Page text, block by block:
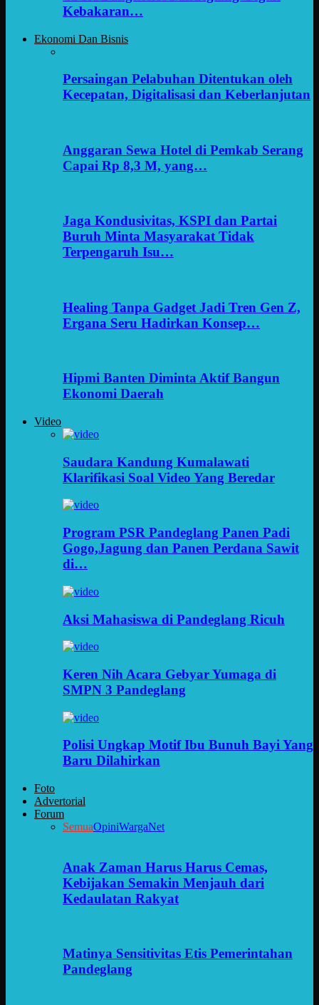
Kebakaran…
Ekonomi Dan Bisnis
Persaingan Pelabuhan Ditentukan oleh
Kecepatan, Digitalisasi dan Keberlanjutan
Anggaran Sewa Hotel di Pemkab Serang
Capai Rp 8,3 M, yang…
Jaga Kondusivitas, KSPI dan Partai
Buruh Minta Masyarakat Tidak
Terpengaruh Isu…
Healing Tanpa Gadget Jadi Tren Gen Z,
Ergana Seru Hadirkan Konsep…
Hipmi Banten Diminta Aktif Bangun
Ekonomi Daerah
Video
Saudara Kandung Kumalawati
Klarifikasi Soal Video Yang Beredar
Program PSR Pandeglang Panen Padi
Gogo,Jagung dan Panen Perdana Sawit
di…
Aksi Mahasiswa di Pandeglang Ricuh
Keren Nih Acara Gebyar Yumaga di
SMPN 3 Pandeglang
Polisi Ungkap Motif Ibu Bunuh Bayi Yang
Baru Dilahirkan
Foto
Advertorial
Forum
SemuaOpiniWargaNet
Anak Zaman Harus Harus Cemas,
Kebijakan Semakin Menjauh dari
Kedaulatan Rakyat
Matinya Sensitivitas Etis Pemerintahan
Pandeglang